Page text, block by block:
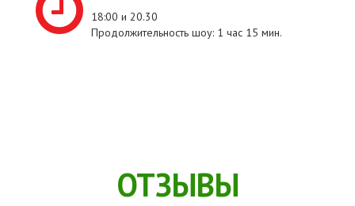
18:00 и 20.30
Продолжительность шоу: 1 час 15 мин.
ОТЗЫВЫ